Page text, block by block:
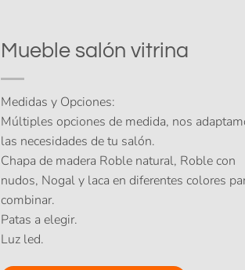
Mueble salón vitrina
Medidas y Opciones:
Múltiples opciones de medida, nos
las necesidades de tu salón.
Chapa de madera Roble natural, Roble con
nudos, Nogal y laca en diferentes colores
combinar.
Patas a elegir.
Luz led.